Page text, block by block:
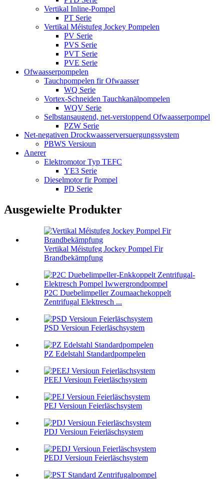
Vertikal Inline-Pompel
PT Serie
Vertikal Méistufeg Jockey Pompelen
PV Serie
PVS Serie
PVT Serie
PVE Serie
Ofwaasserpompelen
Tauchpompelen fir Ofwaasser
WQ Serie
Vortex-Schneiden Tauchkanälpompelen
WQV Serie
Selbstansaugend, net-verstoppend Ofwaasserpompel
PZW Serie
Net-negativen Drockwaasserversuergungssystem
PBWS Versioun
Anerer
Elektromotor Typ TEFC
YE3 Serie
Dieselmotor fir Pompel
PD Serie
Ausgewielte Produkter
Vertikal Méistufeg Jockey Pompel Fir
Brandbekämpfung
P2C Duebelimpeller Zoumaachekoppelt
Zentrifugal Elektresch ...
PSD Versioun Feierläschsystem
PZ Edelstahl Standardpompelen
PEEJ Versioun Feierläschsystem
PEJ Versioun Feierläschsystem
PDJ Versioun Feierläschsystem
PEDJ Versioun Feierläschsystem